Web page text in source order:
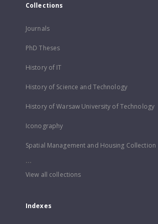
Collections
Journals
PhD Theses
History of IT
History of Science and Technology
History of Warsaw University of Technology
Iconography
Spatial Management and Housing Collection
...
View all collections
Indexes